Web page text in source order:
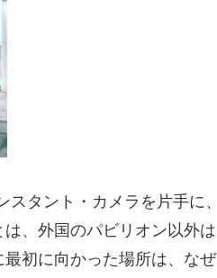
タント・カメラを片手に、
、外国のパビリオン以外は
初に向かった場所は、なぜ